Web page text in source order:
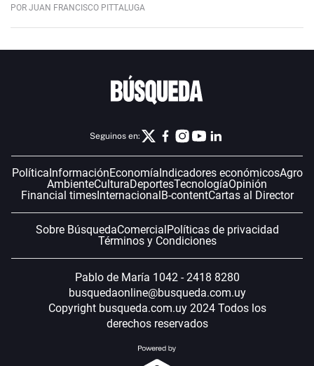
POR JUAN FRANCISCO PITTALUGA
Seguinos en:
PolíticaInformaciónEconomíaIndicadores económicosAgro
AmbienteCulturaDeportesTecnologíaOpinión
Financial timesInternacionalB-contentCartas al Director
Sobre BúsquedaComercialPolíticas de privacidad
Términos y Condiciones
Pablo de María 1042 - 2418 8280
busquedaonline@busqueda.com.uy
Copyright busqueda.com.uy 2024 Todos los
derechos reservados